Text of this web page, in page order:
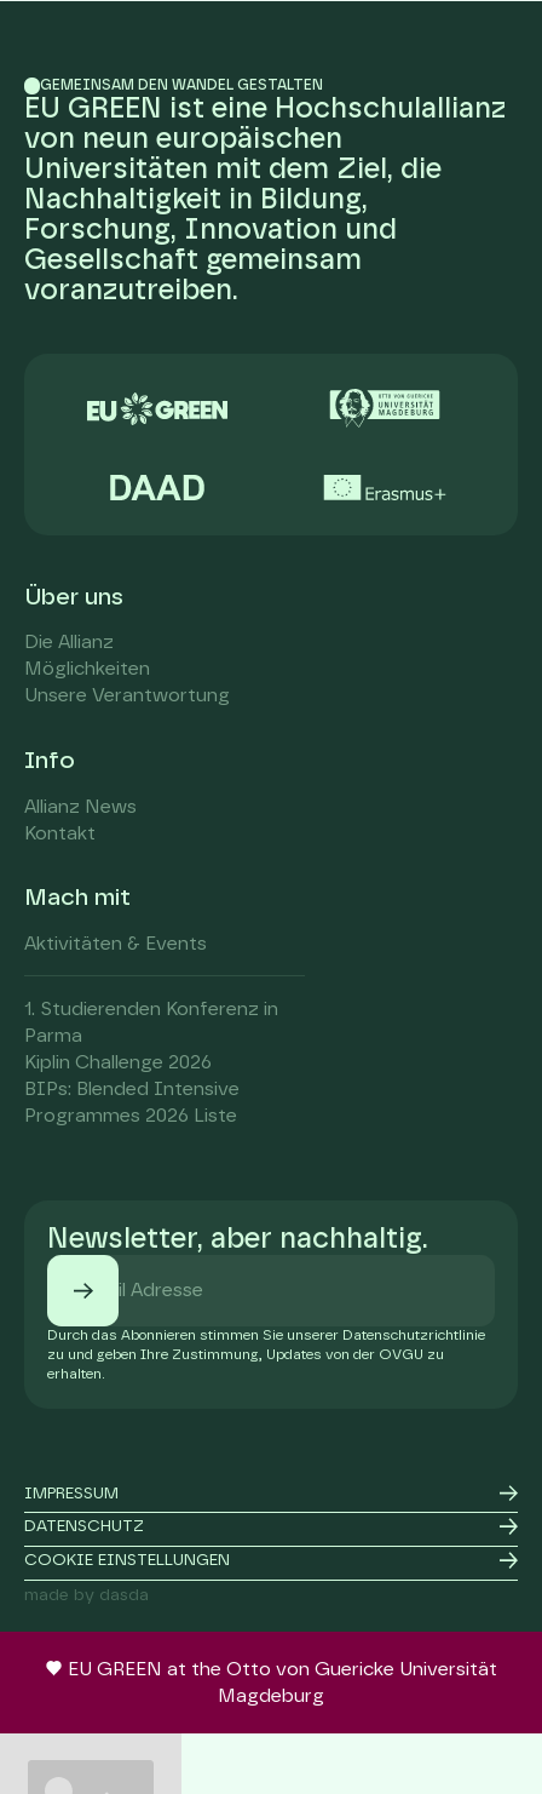
GEMEINSAM DEN WANDEL GESTALTEN
EU GREEN ist eine Hochschulallianz
von neun europäischen
Universitäten mit dem Ziel, die
Nachhaltigkeit in Bildung,
Forschung, Innovation und
Gesellschaft gemeinsam
voranzutreiben.
Über uns
Die Allianz
Möglichkeiten
Unsere Verantwortung
Info
Allianz News
Kontakt
Mach mit
Aktivitäten & Events
1. Studierenden Konferenz in
Parma
Kiplin Challenge 2026
BIPs: Blended Intensive
Programmes 2026 Liste
Newsletter, aber nachhaltig.
Durch das Abonnieren stimmen Sie unserer Datenschutzrichtlinie
zu und geben Ihre Zustimmung, Updates von der OVGU zu
erhalten.
IMPRESSUM
DATENSCHUTZ
COOKIE EINSTELLUNGEN
made by dasda
EU GREEN at the Otto von Guericke Universität
Magdeburg